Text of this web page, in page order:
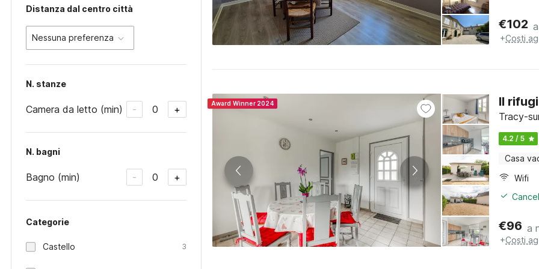
Distanza dal centro città
Nessuna preferenza
N. stanze
Camera da letto (min) - 0 +
N. bagni
Bagno (min) - 0 +
Categorie
Castello 3
€102
+Costi
Award Winner 2024 Il
Tracy-
4.2 / 5
Casa
Wifi
€96 a
+Costi